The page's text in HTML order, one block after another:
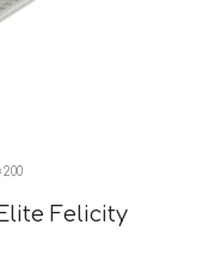
Felicity